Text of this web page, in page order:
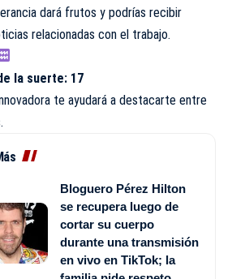
dará frutos y podrías recibir
relacionadas con el trabajo.
la suerte: 17
te ayudará a destacarte entre
Bloguero Pérez Hilton
se recupera luego de
cortar su cuerpo
durante una transmisión
en vivo en TikTok; la